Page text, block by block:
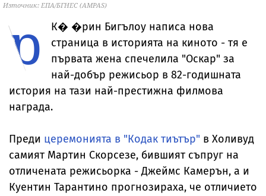
Източник: ЕПА/БГНЕС (AMPAS)
К�
р
�рин Бигълоу написа нова
страница в историята на киното - тя е
първата жена спечелила "Оскар" за
най-добър режисьор в 82-годишната
история на тази най-престижна филмова
награда.
Преди церемонията в "Кодак тиътър" в Холивуд
самият Мартин Скорсезе, бившият съпруг на
отличената режисьорка - Джеймс Камерън, а и
Куентин Тарантино прогнозираха, че отличието